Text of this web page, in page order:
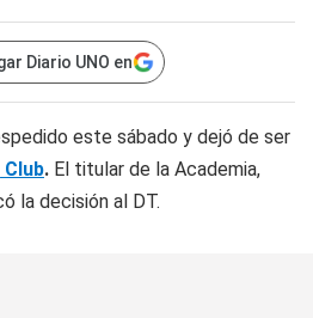
Diario UNO en
este sábado y dejó de ser
Club. El titular de la Academia,
la decisión al DT.